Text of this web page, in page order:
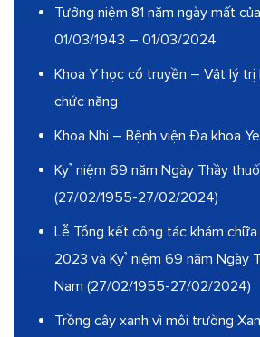
Tưởng niệm 81 năm ngày mất
01/03/1943 – 01/03/2024
Khoa Y học cổ truyền – Vật lý trị
chức năng
Khoa Nhi – Bệnh viện Đa khoa
Kỷ niệm 69 năm Ngày Thầy
(27/02/1955-27/02/2024)
Lễ Tổng kết công tác khám chữa
2023 và Kỷ niệm 69 năm Ngày
Nam (27/02/1955-27/02/2024)
Trồng cây xanh vì môi trường